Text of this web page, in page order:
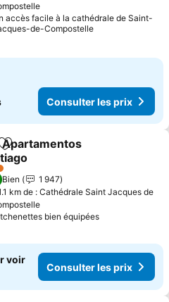
accès facile à la cathédrale de Saint-
de-Compostelle
Consulter les prix
Ajouter à mes favoris
Apartamentos
Bien
1 947
km de : Cathédrale Saint Jacques de
bien équipées
voir
Consulter les prix